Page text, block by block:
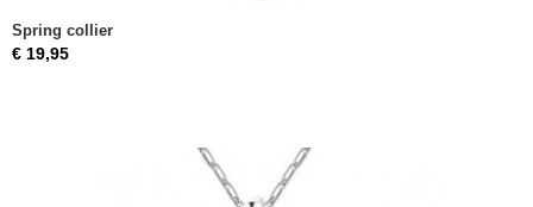
Spring collier
€ 19,95